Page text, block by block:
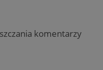
komentarzy